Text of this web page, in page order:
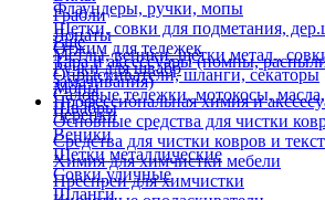
Флаундеры, ручки, мопы
Щетки, совки для подметания,
Отжим для тележек
Ручки для швабр
Мопы
Швабры
Грабли
Лопаты
Метлы, веники, щетки метал.,
Опрыскиватели, шланги, секаторы
Садовые тележки, мотокосы,
Черенки
Веники
Щетки металлические
Совки уличные
Шланги
Еще
Тара и аксессуары (помпы,
замачивания)
Профессиональная химия и
Основные средства для чистки
Средства для чистки ковров и
Химия для химчистки мебели
Преспреи для химчистки